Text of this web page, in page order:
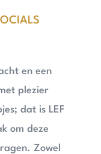
en een
plezier
dat is LEF
om deze
Zowel